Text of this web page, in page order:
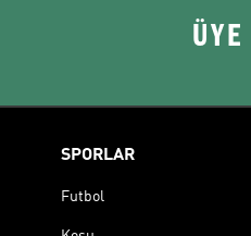
SPORLAR
Futbol